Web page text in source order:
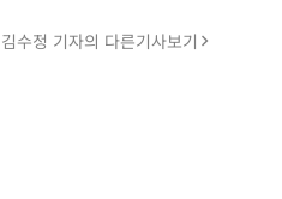
김수정 기자의 다른기사보기